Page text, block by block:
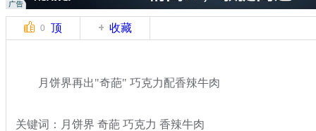
0 顶 收藏
月饼界再出"奇葩" 巧克力配香辣牛肉
关键词：月饼界 奇葩 巧克力 香辣牛肉